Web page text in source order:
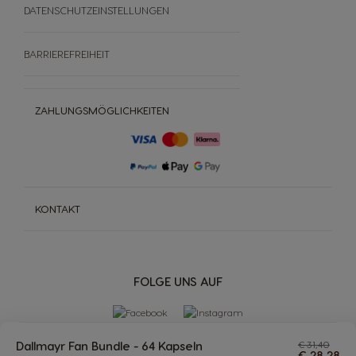
FOLGE UNS AUF
ZAHLUNGSMÖGLICHKEITEN
KONTAKT
DATENSCHUTZEINSTELLUNGEN
BARRIEREFREIHEIT
Dallmayr Fan Bundle - 64 Kapseln € 31,40